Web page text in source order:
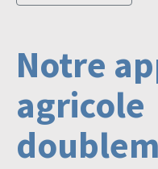
Notre
agricole